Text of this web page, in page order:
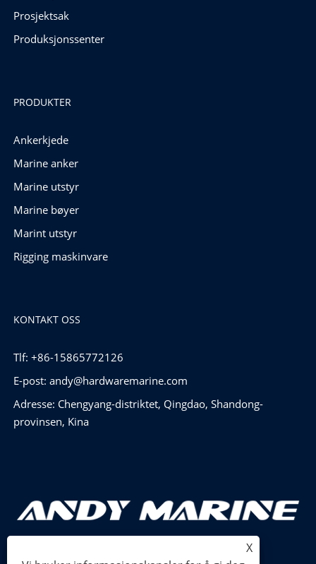
Prosjektsak
Produksjonssenter
PRODUKTER
Ankerkjede
Marine anker
Marine utstyr
Marine bøyer
Marint utstyr
Rigging maskinvare
KONTAKT OSS
Tlf: +86-15865772126
E-post: andy@hardwaremarine.com
Adresse: Chengyang-distriktet, Qingdao, Shandong-
provinsen, Kina
X